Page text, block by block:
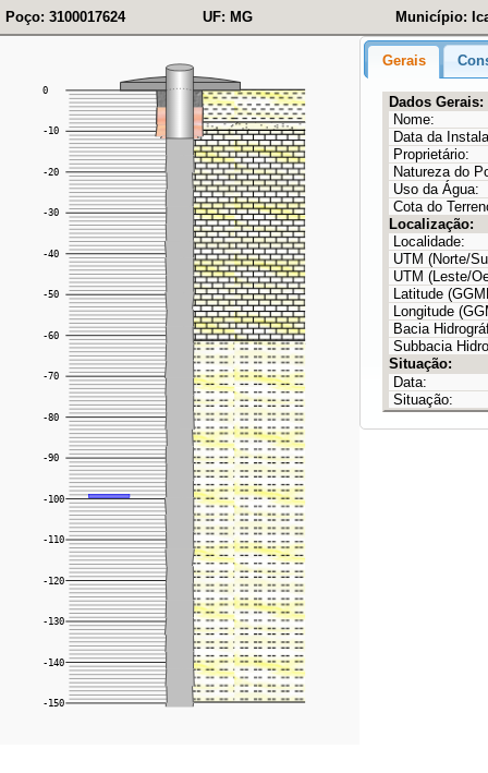
Poço: 3100017624 UF: MG Município:
Gerais
Dados Gerais:
Nome:
Data da
Proprietário:
Natureza do
Uso da Água:
Cota do
Localização:
Localidade:
UTM (Norte/
UTM (Leste/
Latitude
Longitude
Bacia
Subbacia
Situação:
Data:
Situação: